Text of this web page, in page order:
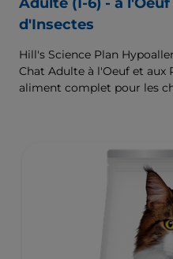
d'Insectes
Hill's Science Plan
Chat Adulte à l'Oeuf et aux
aliment complet pour les